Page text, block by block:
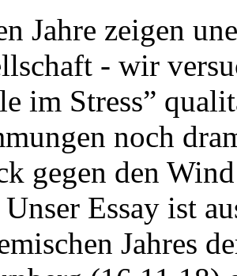
Jahre zeigen
- wir
im Stress”
noch
gegen den
Unser Essay ist
Jahres